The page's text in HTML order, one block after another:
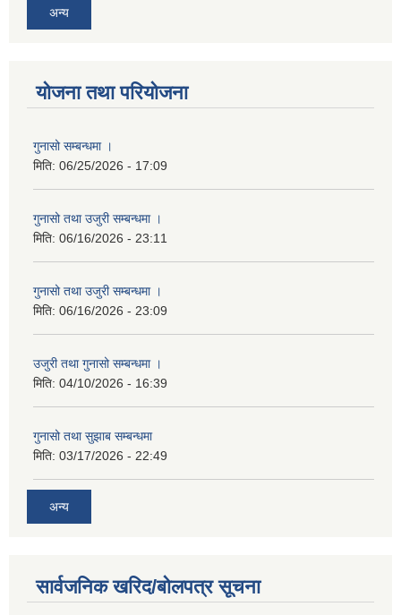
अन्य
योजना तथा परियोजना
गुनासो सम्बन्धमा ।
मिति: 06/25/2026 - 17:09
गुनासो तथा उजुरी सम्बन्धमा ।
मिति: 06/16/2026 - 23:11
गुनासो तथा उजुरी सम्बन्धमा ।
मिति: 06/16/2026 - 23:09
उजुरी तथा गुनासो सम्बन्धमा ।
मिति: 04/10/2026 - 16:39
गुनासो तथा सुझाब सम्बन्धमा
मिति: 03/17/2026 - 22:49
अन्य
सार्वजनिक खरिद/बोलपत्र सूचना